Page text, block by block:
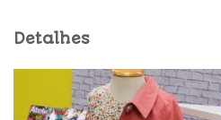
Detalhes